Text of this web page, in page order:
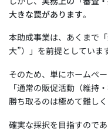
大きな罠があります。
本助成事業は、あくまで
大”）」を前提としていま
そのため、単にホームペ
「通常の販促活動（維持
勝ち取るのは極めて難しく
確実な採択を目指すのであ